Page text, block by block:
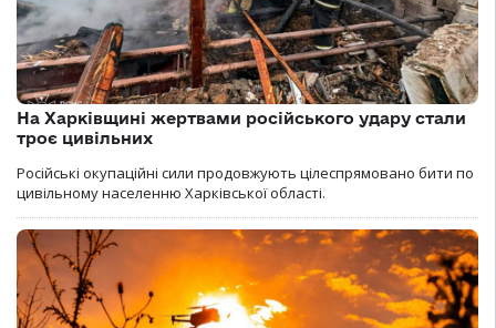
На Харківщині жертвами російського удару стали
троє цивільних
Російські окупаційні сили продовжують цілеспрямовано бити по
цивільному населенню Харківської області.